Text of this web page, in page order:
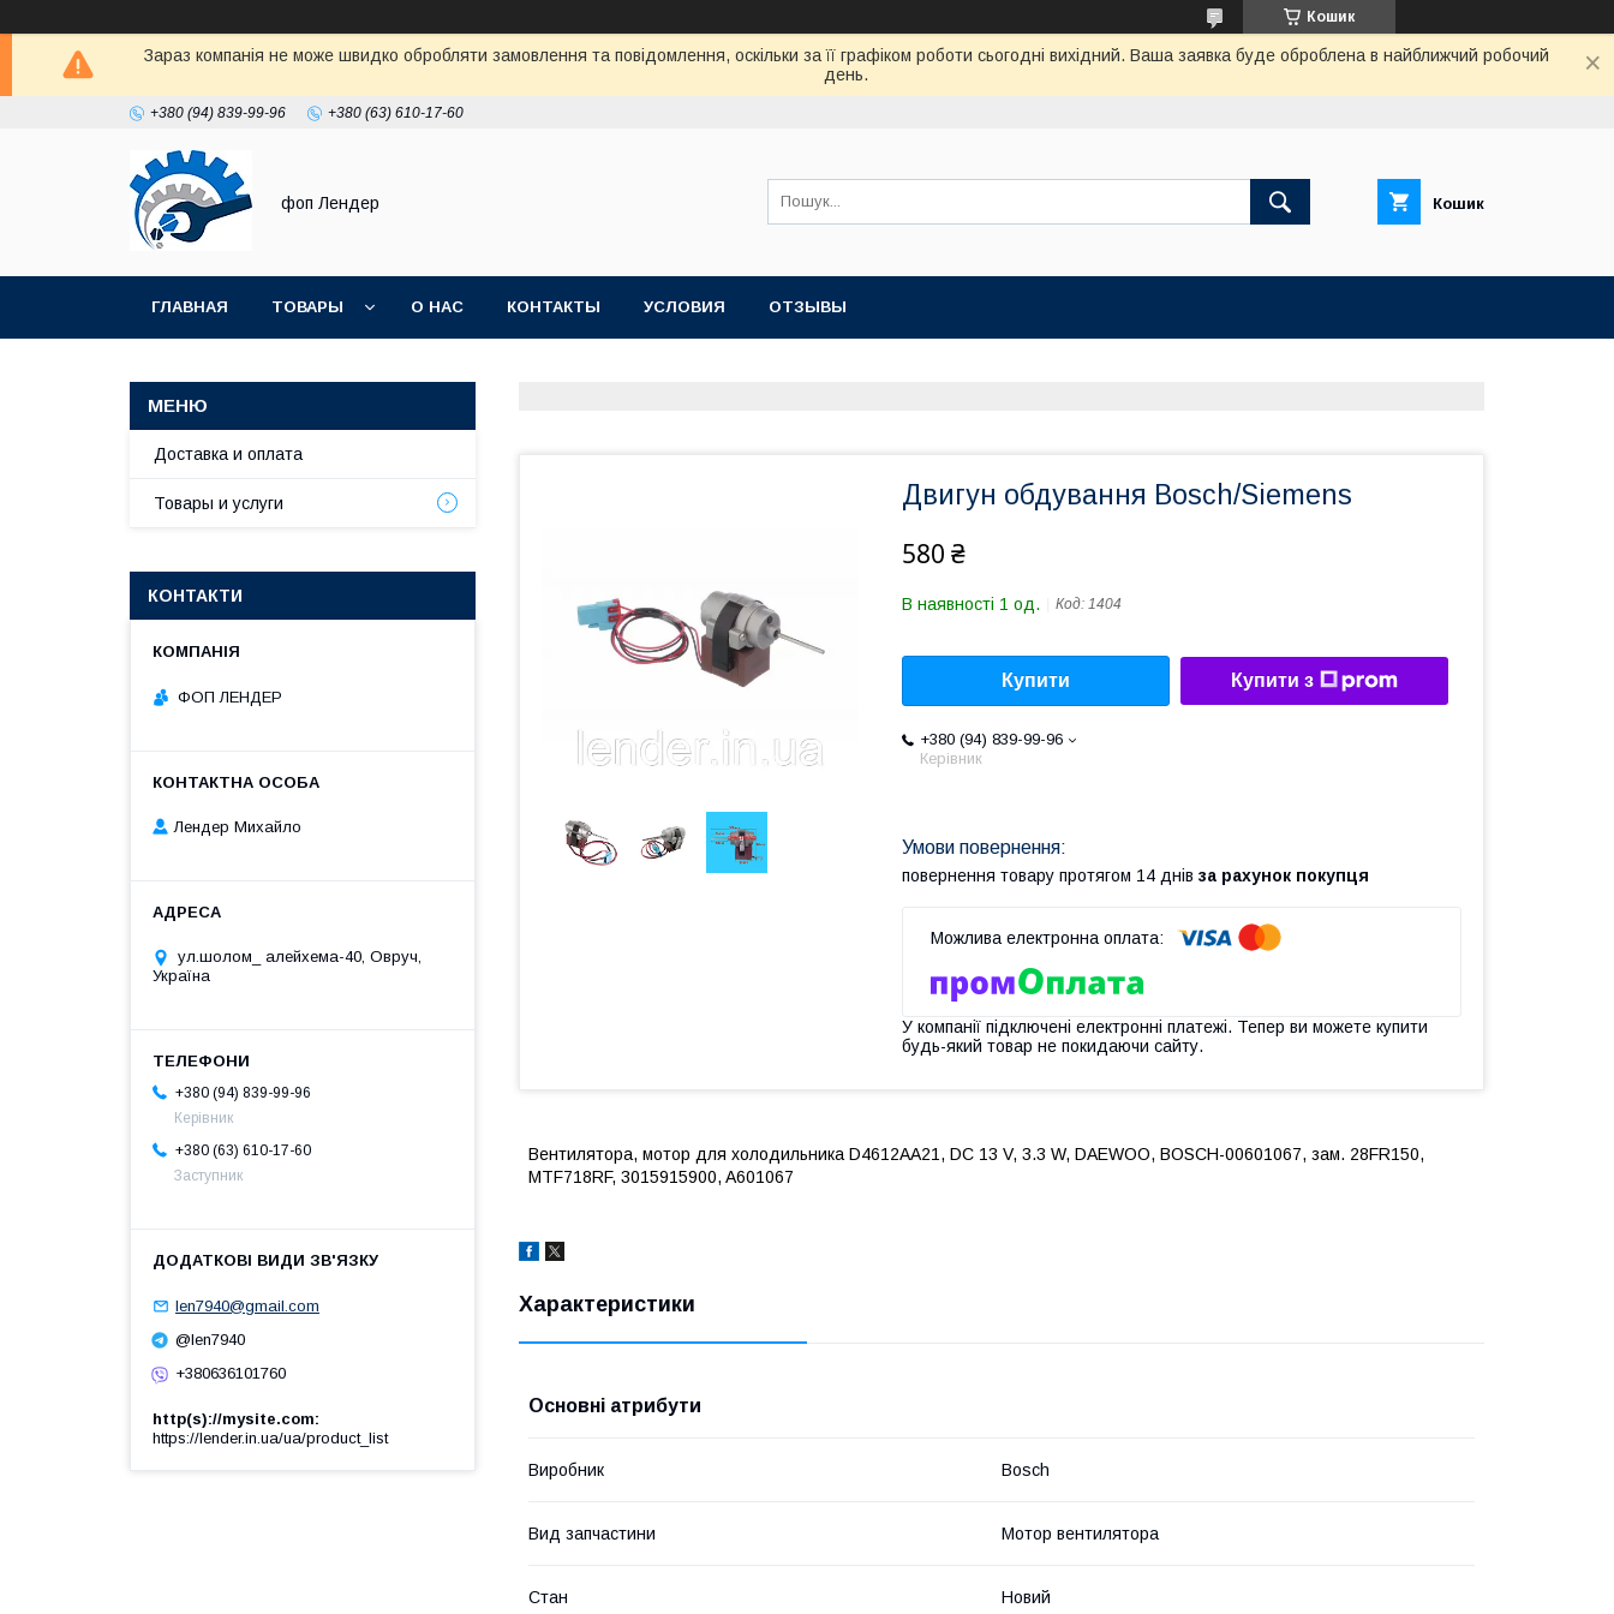
Кошик
Зараз компанія не може швидко обробляти замовлення та повідомлення, оскільки за її графіком роботи сьогодні вихідний. Ваша заявка буде оброблена в найближчий робочий
день.
+380 (94) 839-99-96 +380 (63) 610-17-60
фоп Лендер Кошик
ГЛАВНАЯ ТОВАРЫ О НАС КОНТАКТЫ УСЛОВИЯ ОТЗЫВЫ
Двигун обдування Bosch/Siemens
580 ₴
В наявності 1 од. Код: 1404
Купити Купити з
+380 (94) 839-99-96
Керівник
повернення товару протягом 14 днів за рахунок покупця
У компанії підключені електронні платежі. Тепер ви можете купити
будь-який товар не покидаючи сайту.
Вентилятора, мотор для холодильника D4612AA21, DC 13 V, 3.3 W, DAEWOO, BOSCH-00601067, зам. 28FR150,
MTF718RF, 3015915900, A601067
Характеристики
Основні атрибути
Виробник Bosch
Вид запчастини Мотор вентилятора
Стан Новий
Доставка и оплата
Товары и услуги
КОНТАКТИ
ФОП ЛЕНДЕР
Лендер Михайло
ул.шолом_ алейхема-40, Овруч,
Україна
+380 (94) 839-99-96
Керівник
+380 (63) 610-17-60
Заступник
len7940@gmail.com
@len7940
+380636101760
http(s)://mysite.com
https://lender.in.ua/ua/product_list